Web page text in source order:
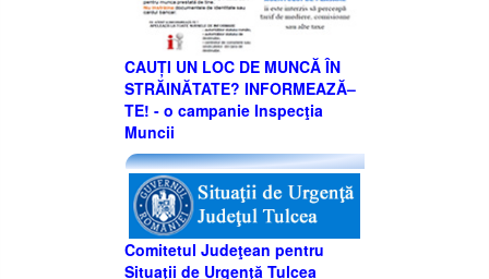
CAUȚI UN LOC DE MUNCĂ ÎN
STRĂINĂTATE? INFORMEAZĂ–
TE! - o campanie Inspecţia
Muncii
Comitetul Judeţean pentru
Situaţii de Urgenţă Tulcea